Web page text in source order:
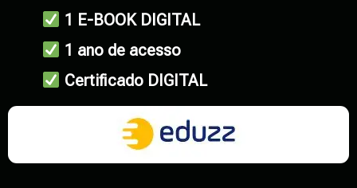
1 E-BOOK DIGITAL
1 ano de acesso
Certificado DIGITAL